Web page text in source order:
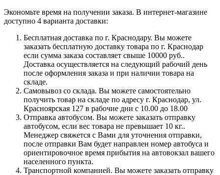
Экономьте время на получении заказа. В интернет-магазине
доступно 4 варианта доставки:
Бесплатная доставка по г. Краснодару. Вы можете
заказать бесплатную доставку товара по г. Краснодар
если сумма заказа составляет свыше 10000 руб..
Доставка осуществляется на следующий рабочий день
после оформления заказа и при наличии товара на
складе.
Самовывоз со склада. Вы можете самостоятельно
получить товар на складе по адресу г. Краснодар, ул.
Красноярская 127 в рабочие дни с 10.00 до 18.00
Отправка автобусом. Вы можете заказать отправку
автобусом, если вес товара не превышает 10 кг..
Менеджер свяжется с Вами для уточнения отправки,
после отправки Вам будет направлен номер автобуса и
ориентировочное время прибытия на автовокзал вашего
населенного пункта.
Транспортной компанией. Вы можете заказать отправку